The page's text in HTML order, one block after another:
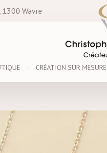
1300 Wavre
CRÉATION SUR MESURE